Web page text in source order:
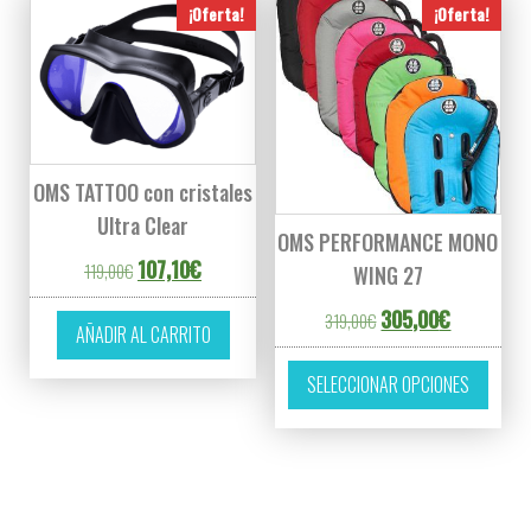
¡Oferta!
OMS TATTOO con cristales
Ultra Clear
119,00€ El precio original era: 119,00€.
107,10€El precio actual es: 107,10€.
AÑADIR AL CARRITO
¡Oferta!
OMS PERFORMANCE MONO
WING 27
319,00€ El precio original
305,00€El precio
SELECCIONAR OPCIONES
Este